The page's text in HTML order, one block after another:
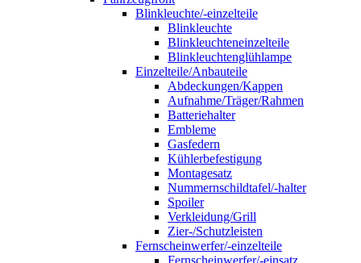
Blinkleuchte/-einzelteile
Blinkleuchte
Blinkleuchteneinzelteile
Blinkleuchtenglühlampe
Einzelteile/Anbauteile
Abdeckungen/Kappen
Aufnahme/Träger/Rahmen
Batteriehalter
Embleme
Gasfedern
Kühlerbefestigung
Montagesatz
Nummernschildtafel/-halter
Spoiler
Verkleidung/Grill
Zier-/Schutzleisten
Fernscheinwerfer/-einzelteile
Fernscheinwerfer/-einsatz